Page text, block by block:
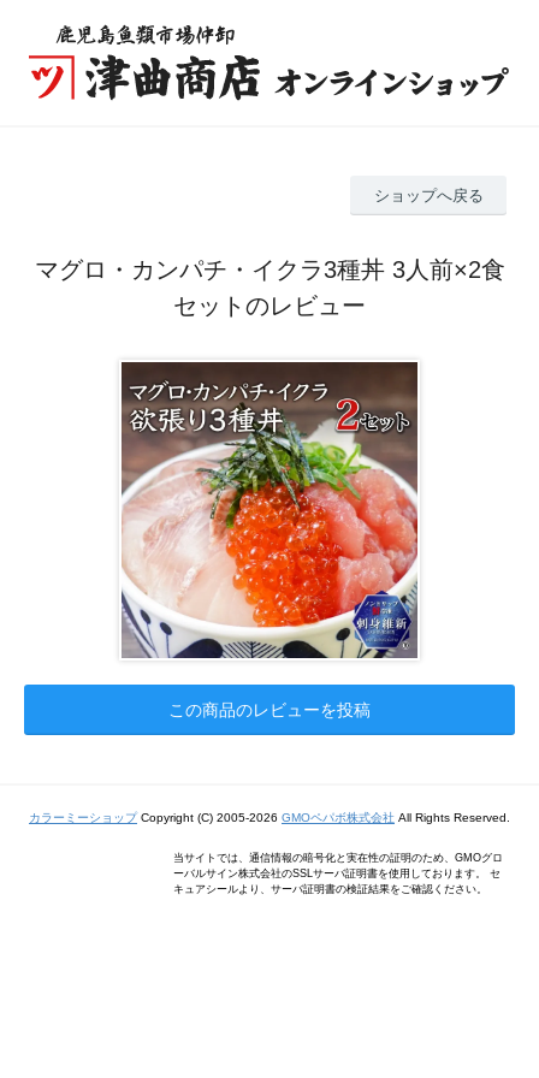
ショップへ戻る
マグロ・カンパチ・イクラ3種丼 3人前×2食
セットのレビュー
この商品のレビューを投稿
カラーミーショップCopyright (C) 2005-2026 GMOペパボ株式会社 All Rights Reserved.
当サイトでは、通信情報の暗号化と実在性の証明のため、GMOグロ
ーバルサイン株式会社のSSLサーバ証明書を使用しております。 セ
キュアシールより、サーバ証明書の検証結果をご確認ください。